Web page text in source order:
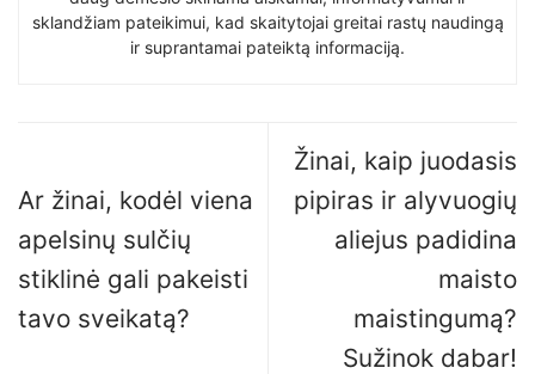
sklandžiam pateikimui, kad skaitytojai greitai rastų naudingą
ir suprantamai pateiktą informaciją.
Ar žinai, kodėl viena
apelsinų sulčių
stiklinė gali pakeisti
tavo sveikatą?
Žinai, kaip juodasis
pipiras ir alyvuogių
aliejus padidina
maisto
maistingumą?
Sužinok dabar!